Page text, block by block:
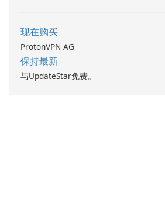
现在购买
ProtonVPN AG
保持最新
与UpdateStar免费。